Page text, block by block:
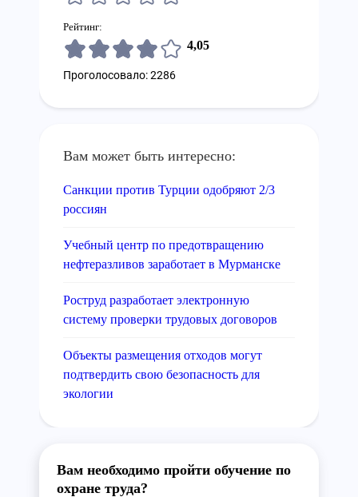
Рейтинг:
4,05
Проголосовало: 2286
Вам может быть интересно:
Санкции против Турции одобряют 2/3
россиян
Учебный центр по предотвращению
нефтеразливов заработает в Мурманске
Роструд разработает электронную
систему проверки трудовых договоров
Объекты размещения отходов могут
подтвердить свою безопасность для
экологии
Вам необходимо пройти обучение по
охране труда?